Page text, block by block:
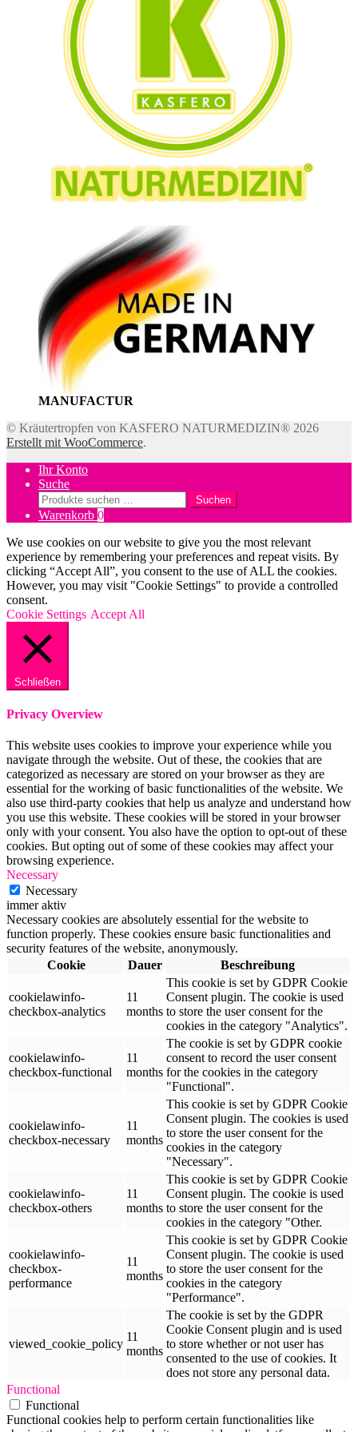
MANUFACTUR
© Kräutertropfen von KASFERO NATURMEDIZIN® 2026
Erstellt mit WooCommerce.
Ihr Konto
Suche
Suchen
nach:
Suchen
Warenkorb 0
We use cookies on our website to give you the most relevant
experience by remembering your preferences and repeat visits. By
clicking “Accept All”, you consent to the use of ALL the cookies.
However, you may visit "Cookie Settings" to provide a controlled
consent.
Cookie Settings Accept All
Schließen
Privacy Overview
This website uses cookies to improve your experience while you
navigate through the website. Out of these, the cookies that are
categorized as necessary are stored on your browser as they are
essential for the working of basic functionalities of the website. We
also use third-party cookies that help us analyze and understand how
you use this website. These cookies will be stored in your browser
only with your consent. You also have the option to opt-out of these
cookies. But opting out of some of these cookies may affect your
browsing experience.
Necessary
Necessary
immer aktiv
Necessary cookies are absolutely essential for the website to
function properly. These cookies ensure basic functionalities and
security features of the website, anonymously.
Cookie
Dauer Beschreibung
cookielawinfo-
checkbox-analytics
11
months
This cookie is set by GDPR Cookie
Consent plugin. The cookie is used
to store the user consent for the
cookies in the category "Analytics".
cookielawinfo-
checkbox-functional
11
months
The cookie is set by GDPR cookie
consent to record the user consent
for the cookies in the category
"Functional".
cookielawinfo-
checkbox-necessary
11
months
This cookie is set by GDPR Cookie
Consent plugin. The cookies is used
to store the user consent for the
cookies in the category
"Necessary".
cookielawinfo-
checkbox-others
11
months
This cookie is set by GDPR Cookie
Consent plugin. The cookie is used
to store the user consent for the
cookies in the category "Other.
cookielawinfo-
checkbox-
performance
11
months
This cookie is set by GDPR Cookie
Consent plugin. The cookie is used
to store the user consent for the
cookies in the category
"Performance".
viewed_cookie_policy
11
months
The cookie is set by the GDPR
Cookie Consent plugin and is used
to store whether or not user has
consented to the use of cookies. It
does not store any personal data.
Functional
Functional
Functional cookies help to perform certain functionalities like